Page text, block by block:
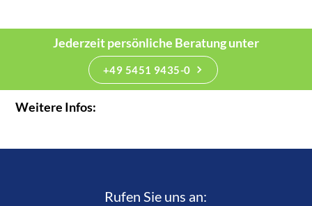
Jederzeit persönliche Beratung unter
+49 5451 9435-0
Weitere Infos:
Rufen Sie uns an:­